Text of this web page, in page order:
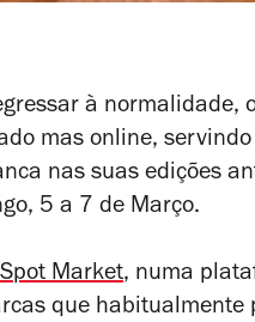
à normalidade,
mas online,
nas suas edições
5 a 7 de Março.
Market, numa
que